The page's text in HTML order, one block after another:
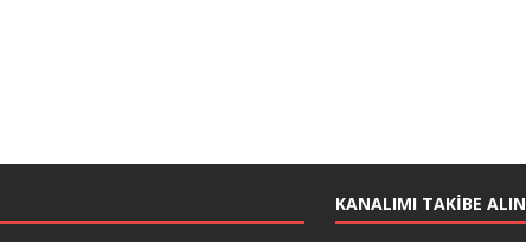
KANALIMI TAKIBE ALIN